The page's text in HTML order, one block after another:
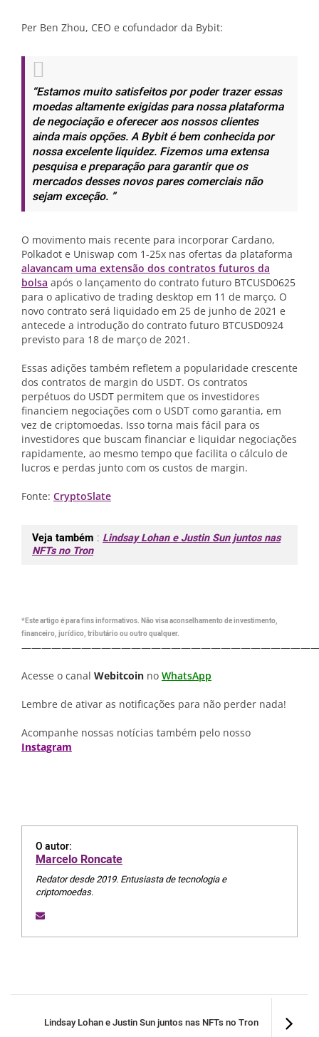
Per Ben Zhou, CEO e cofundador da Bybit:
“Estamos muito satisfeitos por poder trazer essas
moedas altamente exigidas para nossa plataforma
de negociação e oferecer aos nossos clientes
ainda mais opções. A Bybit é bem conhecida por
nossa excelente liquidez. Fizemos uma extensa
pesquisa e preparação para garantir que os
mercados desses novos pares comerciais não
sejam exceção. ”
O movimento mais recente para incorporar Cardano,
Polkadot e Uniswap com 1-25x nas ofertas da plataforma
alavancam uma extensão dos contratos futuros da
bolsa após o lançamento do contrato futuro BTCUSD0625
para o aplicativo de trading desktop em 11 de março. O
novo contrato será liquidado em 25 de junho de 2021 e
antecede a introdução do contrato futuro BTCUSD0924
previsto para 18 de março de 2021.
Essas adições também refletem a popularidade crescente
dos contratos de margin do USDT. Os contratos
perpétuos do USDT permitem que os investidores
financiem negociações com o USDT como garantia, em
vez de criptomoedas. Isso torna mais fácil para os
investidores que buscam financiar e liquidar negociações
rapidamente, ao mesmo tempo que facilita o cálculo de
lucros e perdas junto com os custos de margin.
Fonte: CryptoSlate
Veja também : Lindsay Lohan e Justin Sun juntos nas
NFTs no Tron
*Este artigo é para fins informativos. Não visa aconselhamento de investimento,
financeiro, jurídico, tributário ou outro qualquer.
Acesse o canal Webitcoin no WhatsApp
Lembre de ativar as notificações para não perder nada!
Acompanhe nossas notícias também pelo nosso
Instagram
O autor:
Marcelo Roncate
Redator desde 2019. Entusiasta de tecnologia e
criptomoedas.
Lindsay Lohan e Justin Sun juntos nas NFTs no Tron